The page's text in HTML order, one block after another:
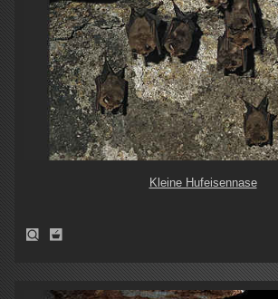
Kleine Hufeisennase